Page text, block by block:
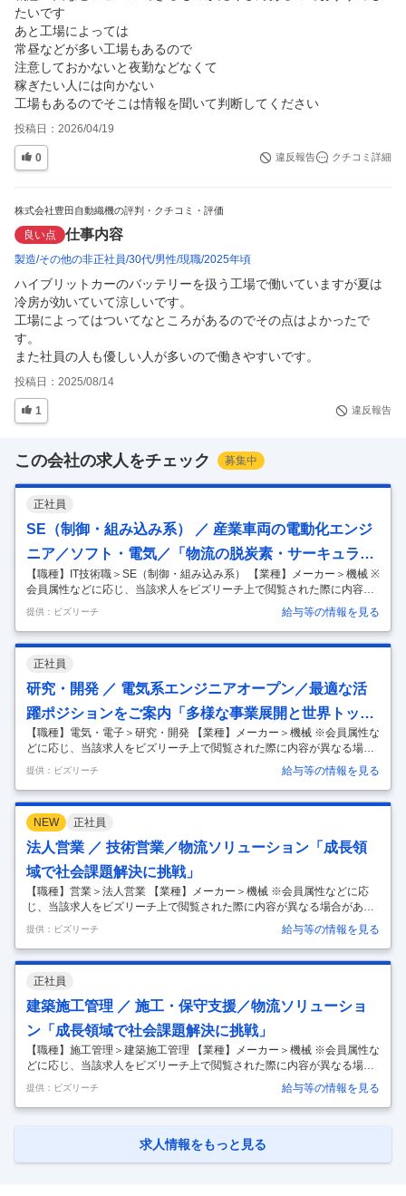
たいです
あと工場によっては
常昼などが多い工場もあるので
注意しておかないと夜勤などなくて
稼ぎたい人には向かない
工場もあるのでそこは情報を聞いて判断してください
投稿日： 2026/04/19
0 違反報告 クチコミ詳細
株式会社豊田自動織機の評判・クチコミ・評価
良い点 仕事内容
製造 その他の非正社員 30代 男性 現職 2025年頃
ハイブリットカーのバッテリーを扱う工場で働いていますが夏は
冷房が効いていて涼しいです。
工場によってはついてなところがあるのでその点はよかったで
す。
また社員の人も優しい人が多いので働きやすいです。
投稿日： 2025/08/14
1 違反報告
この会社の求人をチェック 募集中
正社員
SE（制御・組み込み系） ／ 産業車両の電動化エンジ
ニア／ソフト・電気／「物流の脱炭素・サーキュラー
エコノミーに貢献」
【職種】IT技術職＞SE（制御・組み込み系） 【業種】メーカー＞機械 ※
会員属性などに応じ、当該求人をビズリーチ上で閲覧された際に内容が
異なる場合があります ■豊田自動織機について 株式会社豊田自動織機
は、今年100周年を迎えるトヨタグループの源流企業です。売上高約4.3
兆円、従業員数8万人以上、グローバルに事業を展開しています。 事業
領域は「産業用車両」「物流ソリューション」「完成車」「自動車部
品」「織機」と多岐に渡り、世界トップクラスのシェアを誇る製品を多
数有しています。 特に今回募集をかけておりますトヨタL&Fカンパニー
では、お客様の物流の自動化・省人化をサポートする物流機器・システ
ムな…
提供：ビズリーチ 給与等の情報を見る
正社員
研究・開発 ／ 電気系エンジニアオープン／最適な活
躍ポジションをご案内「多様な事業展開と世界トップ
クラスシェアの技術力」
【職種】電気・電子＞研究・開発 【業種】メーカー＞機械 ※会員属性な
どに応じ、当該求人をビズリーチ上で閲覧された際に内容が異なる場合
があります ■豊田自動織機について 株式会社豊田自動織機は、今年100
周年を迎えるトヨタグループの源流企業です。売上高約4.3兆円、従業員
数8万人以上、グローバルに事業を展開しています。 事業領域は「産業
用車両」「物流ソリューション」「完成車」「自動車部品」「織機」と
多岐に渡り、世界トップクラスのシェアを誇る製品を多数有していま
す。 ■電気系エンジニア募集の背景 現在、当社のあらゆる事業領域にお
いて、「電動化」「自動化」「知能化」のニーズが高まっております。
ハー…
提供：ビズリーチ 給与等の情報を見る
NEW 正社員
法人営業 ／ 技術営業／物流ソリューション「成長領
域で社会課題解決に挑戦」
【職種】営業＞法人営業 【業種】メーカー＞機械 ※会員属性などに応
じ、当該求人をビズリーチ上で閲覧された際に内容が異なる場合があり
ます ■豊田自動織機について 株式会社豊田自動織機は、今年100周年を
迎えるトヨタグループの源流企業です。売上高約4.3兆円、従業員数8万
人以上、グローバルに事業を展開しています。 事業領域は「産業用車
両」「物流ソリューション」「完成車」「自動車部品」「織機」と多岐
に渡り、世界トップクラスのシェアを誇る製品を多数有しています。 本
求人は、そんな当社が現在積極投資・事業拡大を行なっている「物流ソ
リューション」事業のポジションです。 ■採用の背景 EC市場の拡大が続
く現 …
提供：ビズリーチ 給与等の情報を見る
正社員
建築施工管理 ／ 施工・保守支援／物流ソリューショ
ン「成長領域で社会課題解決に挑戦」
【職種】施工管理＞建築施工管理 【業種】メーカー＞機械 ※会員属性な
どに応じ、当該求人をビズリーチ上で閲覧された際に内容が異なる場合
があります ■豊田自動織機について 株式会社豊田自動織機は、今年100
周年を迎えるトヨタグループの源流企業です。売上高約4.3兆円、従業員
数8万人以上、グローバルに事業を展開しています。 事業領域は「産業
多岐に渡り、世界トップクラスのシェアを誇る製品を多数有していま
提供：ビズリーチ 給与等の情報を見る
求人情報をもっと見る